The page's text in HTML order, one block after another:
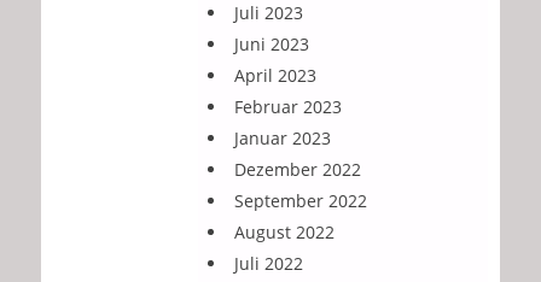
Juli 2023
Juni 2023
April 2023
Februar 2023
Januar 2023
Dezember 2022
September 2022
August 2022
Juli 2022